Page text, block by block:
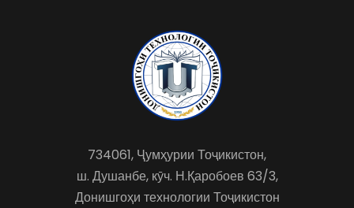
734061, Ҷумҳурии Тоҷикистон,
ш. Душанбе, кӯч. Н.Қаробоев 63/3,
Донишгоҳи технологии Тоҷикистон